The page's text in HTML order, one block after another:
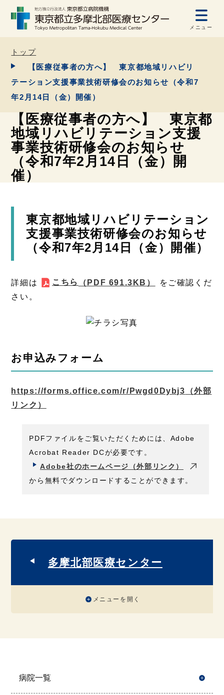
メニュー
トップ
【医療従事者の方へ】 東京都地域リハビリ
テーション支援事業技術研修会のお知らせ（令和7
年2月14日（金）開催）
【医療従事者の方へ】 東京都
地域リハビリテーション支援
事業技術研修会のお知らせ
（令和7年2月14日（金）開
催）
東京都地域リハビリテーション
支援事業技術研修会のお知らせ
（令和7年2月14日（金）開催）
詳細は こちら （PDF 691.3KB）
をご確認くだ
さい。
お申込みフォーム
https://forms.office.com/r/Pwgd0Dybj3 （外部
リンク）
PDFファイルをご覧いただくためには、Adobe
Acrobat Reader DCが必要です。
Adobe社のホームページ（外部リンク）
から無料でダウンロードすることができます。
多摩北部医療センター
メニューを開く
病院一覧